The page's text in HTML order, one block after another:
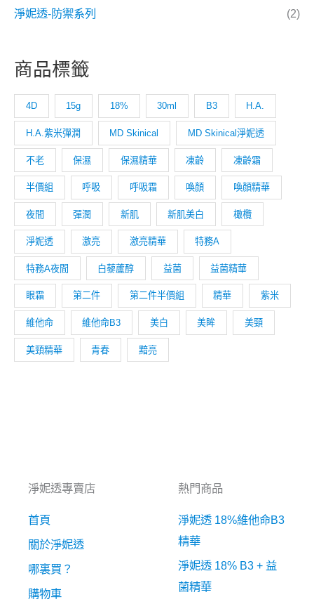
淨妮透-防禦系列 (2)
商品標籤
4D 15g 18% 30ml B3 H.A.
H.A.紫米彈潤 MD Skinical MD Skinical淨妮透
不老 保濕 保濕精華 凍齡 凍齡霜
半價組 呼吸 呼吸霜 喚顏 喚顏精華
夜間 彈潤 新肌 新肌美白 橄欖
淨妮透 激亮 激亮精華 特務A
特務A夜間 白藜蘆醇 益菌 益菌精華
眼霜 第二件 第二件半價組 精華 紫米
維他命 維他命B3 美白 美眸 美頸
美頸精華 青春 黯亮
淨妮透專賣店
首頁
關於淨妮透
哪裏買？
購物車
熱門商品
淨妮透 18%維他命B3
精華
淨妮透 18% B3 + 益
菌精華